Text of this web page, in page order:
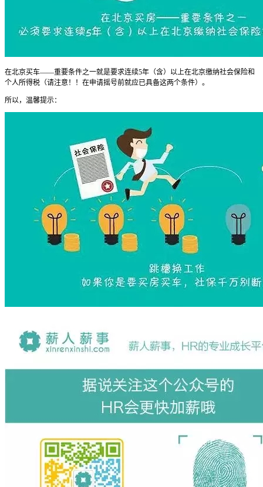
在北京买车——重要条件之一就是要求连续5年（含）以上在北京缴纳社会保险和
个人所得税（请注意！！在申请摇号前就应已具备这两个条件）。
所以，温馨提示：